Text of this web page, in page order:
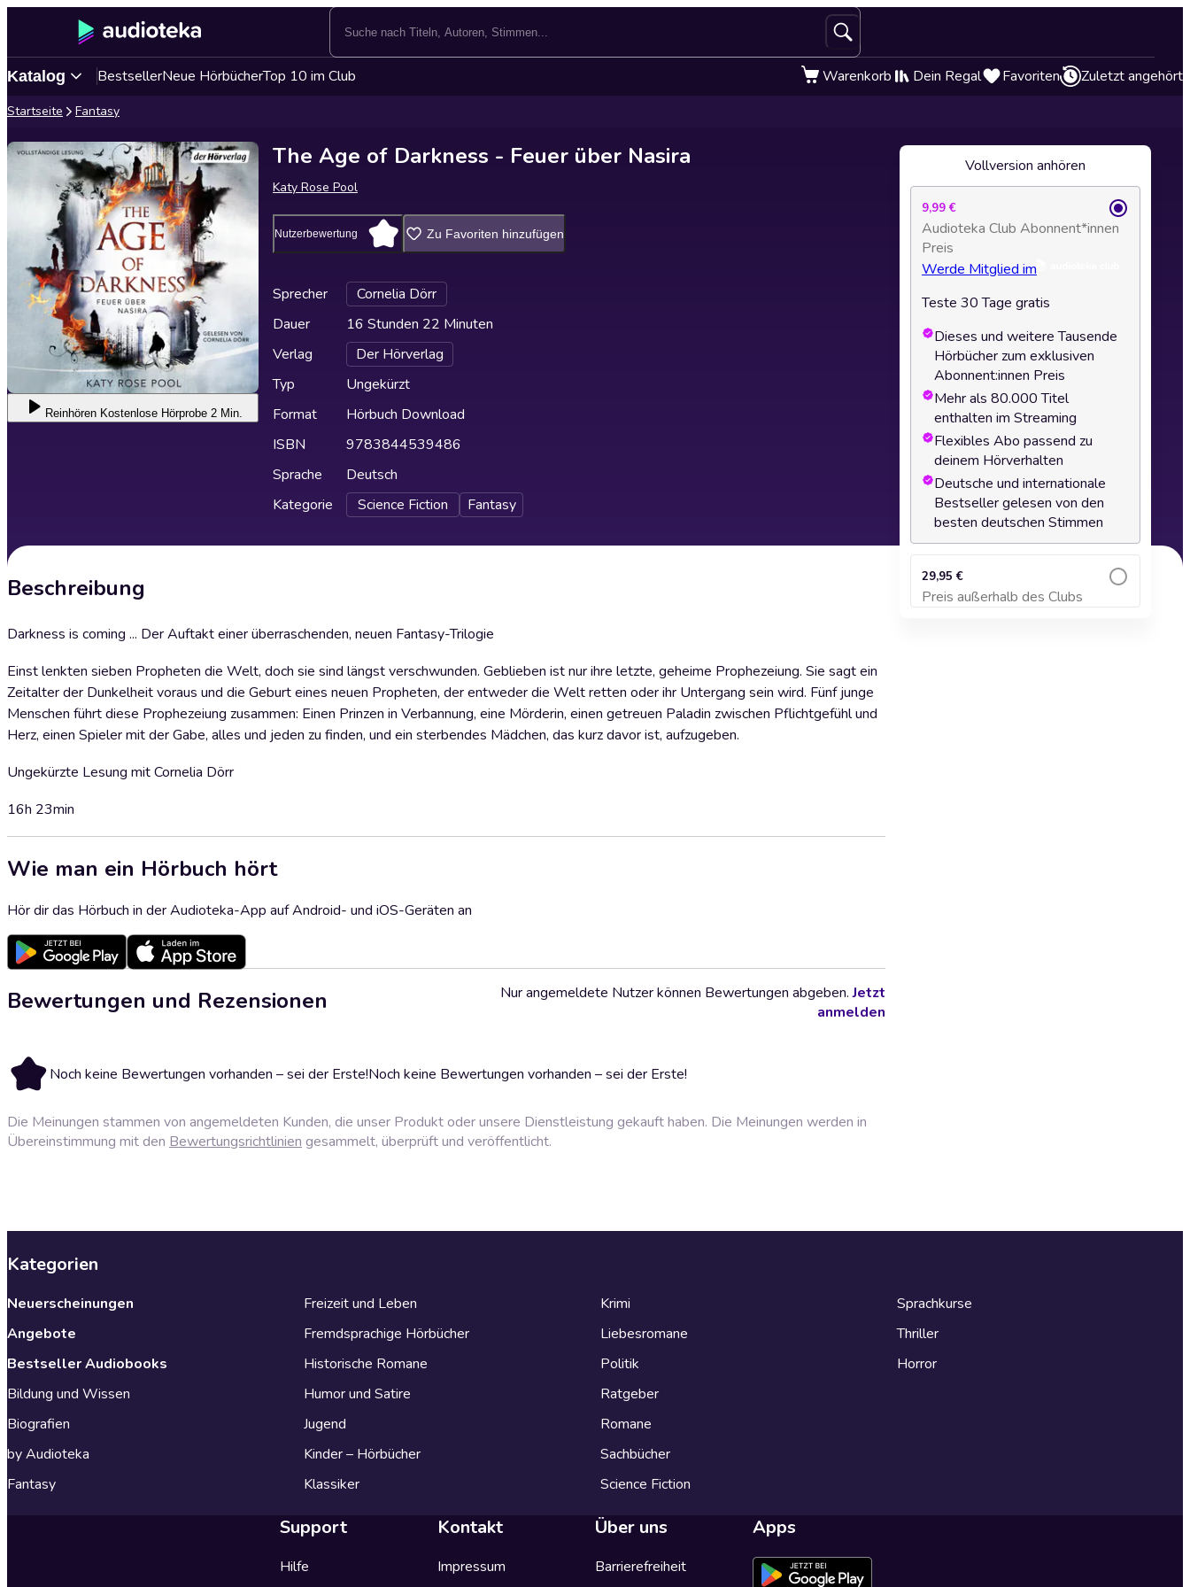
Katalog BestsellerNeue HörbücherTop 10 im Club Warenkorb Dein Regal Favoriten Zuletzt angehört
Startseite Fantasy
Reinhören Kostenlose Hörprobe 2 Min.
The Age of Darkness - Feuer über Nasira
Katy Rose Pool
Nutzerbewertung Zu Favoriten hinzufügen
Sprecher
Cornelia Dörr
Dauer
16 Stunden 22 Minuten
Verlag
Der Hörverlag
Typ
Ungekürzt
Format
Hörbuch Download
ISBN
9783844539486
Sprache
Deutsch
Kategorie
Science Fiction Fantasy
Beschreibung
Darkness is coming ... Der Auftakt einer überraschenden, neuen Fantasy-Trilogie
Einst lenkten sieben Propheten die Welt, doch sie sind längst verschwunden. Geblieben ist nur ihre letzte, geheime Prophezeiung. Sie sagt ein
Zeitalter der Dunkelheit voraus und die Geburt eines neuen Propheten, der entweder die Welt retten oder ihr Untergang sein wird. Fünf junge
Menschen führt diese Prophezeiung zusammen: Einen Prinzen in Verbannung, eine Mörderin, einen getreuen Paladin zwischen Pflichtgefühl und
Herz, einen Spieler mit der Gabe, alles und jeden zu finden, und ein sterbendes Mädchen, das kurz davor ist, aufzugeben.
Ungekürzte Lesung mit Cornelia Dörr
16h 23min
Wie man ein Hörbuch hört
Hör dir das Hörbuch in der Audioteka-App auf Android- und iOS-Geräten an
Bewertungen und Rezensionen
Noch keine Bewertungen vorhanden – sei der Erste!Noch keine Bewertungen vorhanden – sei der Erste!
Nur angemeldete Nutzer können Bewertungen abgeben.Jetzt
anmelden
Die Meinungen stammen von angemeldeten Kunden, die unser Produkt oder unsere Dienstleistung gekauft haben. Die Meinungen werden in
Übereinstimmung mit den Bewertungsrichtlinien gesammelt, überprüft und veröffentlicht.
Vollversion anhören
9,99 €
Audioteka Club Abonnent*innen
Preis
Werde Mitglied im
Teste 30 Tage gratis
Dieses und weitere Tausende
Hörbücher zum exklusiven
Abonnent:innen Preis
Mehr als 80.000 Titel
enthalten im Streaming
Flexibles Abo passend zu
deinem Hörverhalten
Deutsche und internationale
Bestseller gelesen von den
besten deutschen Stimmen
29,95 €
Preis außerhalb des Clubs
Zum Warenkorb hinzufügen
Kategorien
Neuerscheinungen
Angebote
Bestseller Audiobooks
Bildung und Wissen
Biografien
by Audioteka
Fantasy
Freizeit und Leben
Fremdsprachige Hörbücher
Historische Romane
Humor und Satire
Jugend
Kinder – Hörbücher
Klassiker
Krimi
Liebesromane
Politik
Ratgeber
Romane
Sachbücher
Science Fiction
Sprachkurse
Thriller
Horror
Support
Hilfe
Kontakt
Impressum
Über uns
Barrierefreiheit
Apps